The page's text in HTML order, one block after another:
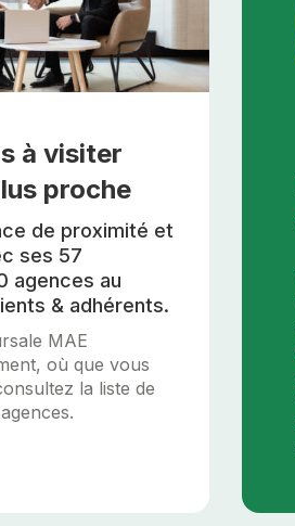
à visiter
proche
de proximité et
ses 57
agences au
& adhérents.
MAE
où que vous
la liste de